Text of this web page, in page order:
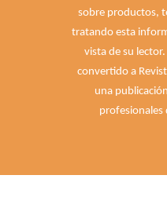
sobre productos,
tratando esta
vista de su
convertido a
una
profesionales